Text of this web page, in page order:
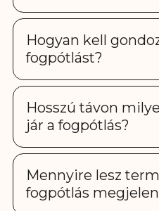
Hogyan kell
fogpótlást?
Hosszú távon
jár a fogpótlás?
Mennyire lesz
fogpótlás